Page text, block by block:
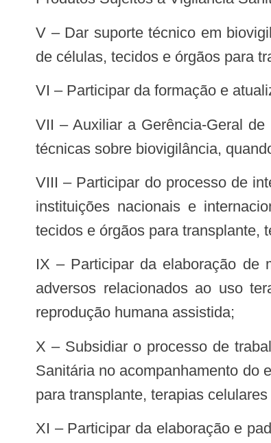
V – Dar suporte técnico em biovigilância na proposição de ações que visem aumentar a segurança relativa ao uso terapêutico
de células, tecidos e órgãos para
VI – Participar da formação e
VII – Auxiliar a Gerência-Geral de Monitoramento de Produtos Sujeitos à Vigilância Sanitária na comunicação de informações
técnicas sobre biovigilância,
VIII – Participar do processo de integração dos diferentes atores envolvidos no processo de biovigilância e do intercâmbio com
instituições nacionais e
tecidos e órgãos para transplante,
IX – Participar da elaboração de material técnico-científico para a notificação, o monitoramento e a investigação de eventos
adversos relacionados ao uso
reprodução humana assistida;
X – Subsidiar o processo de trabalho em biovigilância da Gerência-Geral de Monitoramento de Produtos Sujeitos à Vigilância
Sanitária no acompanhamento do
para transplante, terapias
XI – Participar da elaboração e padronização de indicadores, de estudos e pesquisas de interesse do Sistema Único de Saúde,